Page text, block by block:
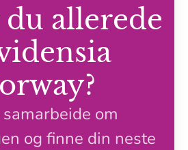
du allerede
samarbeide om
og finne din neste